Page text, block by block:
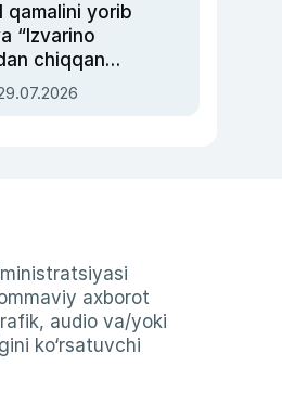
qamalini yorib
“Izvarino
chiqqan
— Ukraina
axborot
audio va/yoki
ko‘rsatuvchi